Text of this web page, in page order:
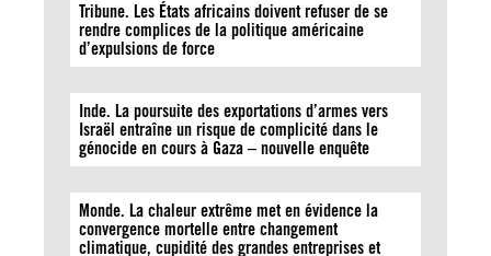
Tribune. Les États africains doivent refuser de se
rendre complices de la politique américaine
d’expulsions de force
Inde. La poursuite des exportations d’armes vers
Israël entraîne un risque de complicité dans le
génocide en cours à Gaza – nouvelle enquête
Monde. La chaleur extrême met en évidence la
convergence mortelle entre changement
climatique, cupidité des grandes entreprises et